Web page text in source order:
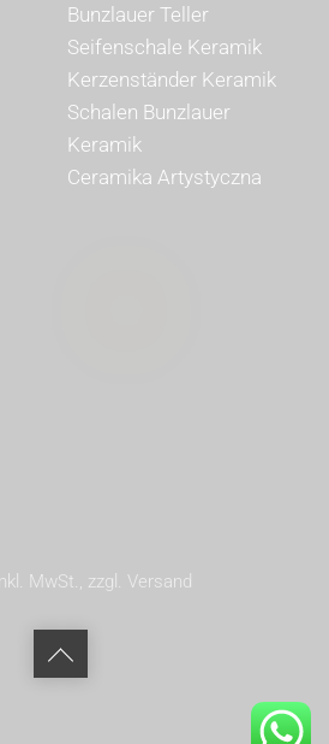
Bunzlauer Teller
Seifenschale Keramik
Kerzenständer Keramik
Schalen Bunzlauer
Keramik
Ceramika Artystyczna
Back
MwSt., zzgl. Versand